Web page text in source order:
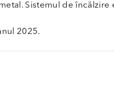
Sistemul de încălzire
2025.